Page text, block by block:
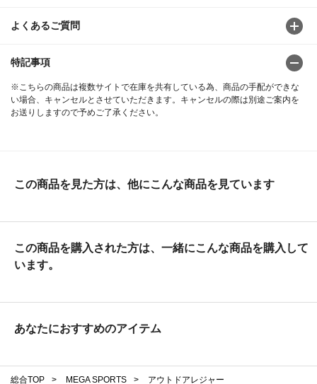
よくあるご質問
特記事項
※こちらの商品は複数サイトで在庫を共有している為、商品の手配ができな
い場合、キャンセルとさせていただきます。キャンセルの際は別途ご案内を
お送りしますので予めご了承ください。
この商品を見た方は、他にこんな商品を見ています
この商品を購入された方は、一緒にこんな商品を購入して
います。
あなたにおすすめのアイテム
総合TOP > MEGA SPORTS >
アウトドアレジャー